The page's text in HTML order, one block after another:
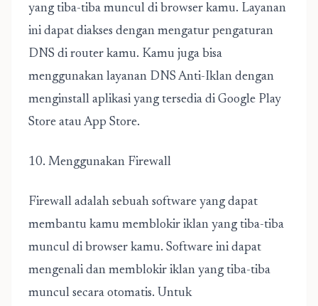
yang tiba-tiba muncul di browser kamu. Layanan
ini dapat diakses dengan mengatur pengaturan
DNS di router kamu. Kamu juga bisa
menggunakan layanan DNS Anti-Iklan dengan
menginstall aplikasi yang tersedia di Google Play
Store atau App Store.
10. Menggunakan Firewall
Firewall adalah sebuah software yang dapat
membantu kamu memblokir iklan yang tiba-tiba
muncul di browser kamu. Software ini dapat
mengenali dan memblokir iklan yang tiba-tiba
muncul secara otomatis. Untuk